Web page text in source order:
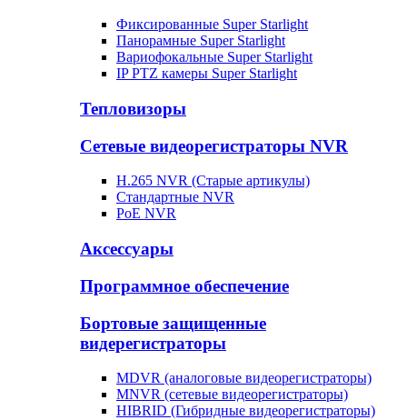
Фиксированные Super Starlight
Панорамные Super Starlight
Вариофокальные Super Starlight
IP PTZ камеры Super Starlight
Тепловизоры
Сетевые видеорегистраторы NVR
H.265 NVR (Старые артикулы)
Стандартные NVR
PoE NVR
Аксессуары
Программное обеспечение
Бортовые защищенные
видерегистраторы
MDVR (аналоговые видеорегистраторы)
MNVR (сетевые видеорегистраторы)
HIBRID (Гибридные видеорегистраторы)